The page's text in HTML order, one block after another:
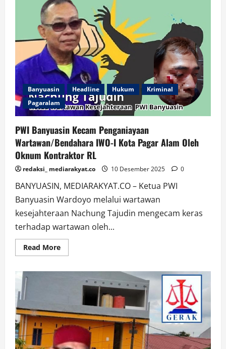
Istri
Almarhum
Ketua
SMSI
Musi
Rawas
Dianiaya
Tetangga
Banyuasin Headline Hukum
Kriminal
Pagaralam
PWI Banyuasin Kecam Penganiayaan
Wartawan/Bendahara IWO-I Kota Pagar Alam Oleh
Oknum Kontraktor RL
redaksi_ mediarakyat.co 10 Desember 2025 0
BANYUASIN, MEDIARAKYAT.CO – Ketua PWI
Banyuasin Wardoyo melalui wartawan
kesejahteraan Nachung Tajudin mengecam keras
terhadap wartawan oleh...
Read MoreRead
more
Penganiayaan
Wartawan/Bendahara
I
Kota
Pagar
Alam
Oleh
Oknum